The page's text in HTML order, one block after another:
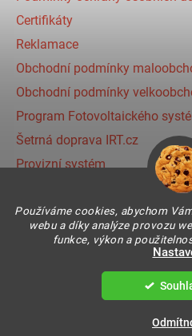
Používáme cookies, abychom
webu a díky analýze provozu
funkce, výkon a
Certifikáty
Reklamace
Obchodní podmínky
Obchodní podmínky
Program Fotovoltaického
Šetrná doprava IRT.cz
Provizní systém
Instagram
Upravit